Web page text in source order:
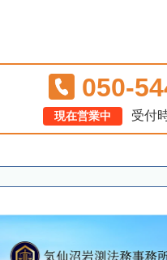
050-
現在営業中 受付